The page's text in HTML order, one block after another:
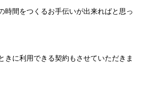
時間をつくるお手伝いが出来ればと思っ
きに利用できる契約もさせていただきま